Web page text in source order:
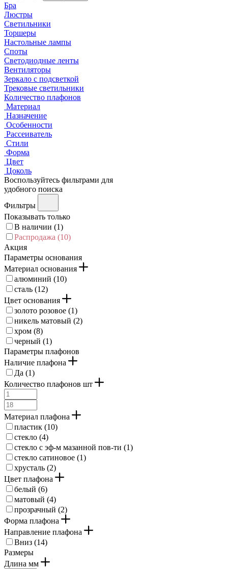
Бра
Люстры
Светильники
Торшеры
Настольные лампы
Споты
Светодиодные ленты
Вентиляторы
Зеркало с подсветкой
Трековые светильники
Количество плафонов
Материал
Назначение
Особенности
Рассеиватель
Стили
Форма
Цвет
Цоколь
Воспользуйтесь фильтрами для
удобного поиска
Фильтры
Показывать только
В наличии (1)
Распродажа (10)
Акция
Параметры основания
Материал основания
алюминий (10)
сталь (12)
Цвет основания
золото розовое (1)
никель матовый (2)
хром (8)
черный (1)
Параметры плафонов
Наличие плафона
Да (1)
Количество плафонов шт
Материал плафона
пластик (10)
стекло (4)
стекло с эф-м мазанной пов-ти (1)
стекло сатиновое (1)
хрусталь (2)
Цвет плафона
белый (6)
матовый (4)
прозрачный (2)
Форма плафона
Направление плафона
Вниз (14)
Размеры
Длина мм